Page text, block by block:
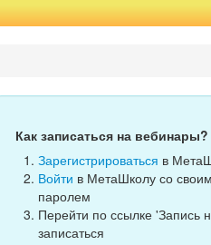
Как записаться на вебинары?
Зарегистрироваться в
Войти в МетаШколу со
паролем
Перейти по ссылке 'Запись
записаться